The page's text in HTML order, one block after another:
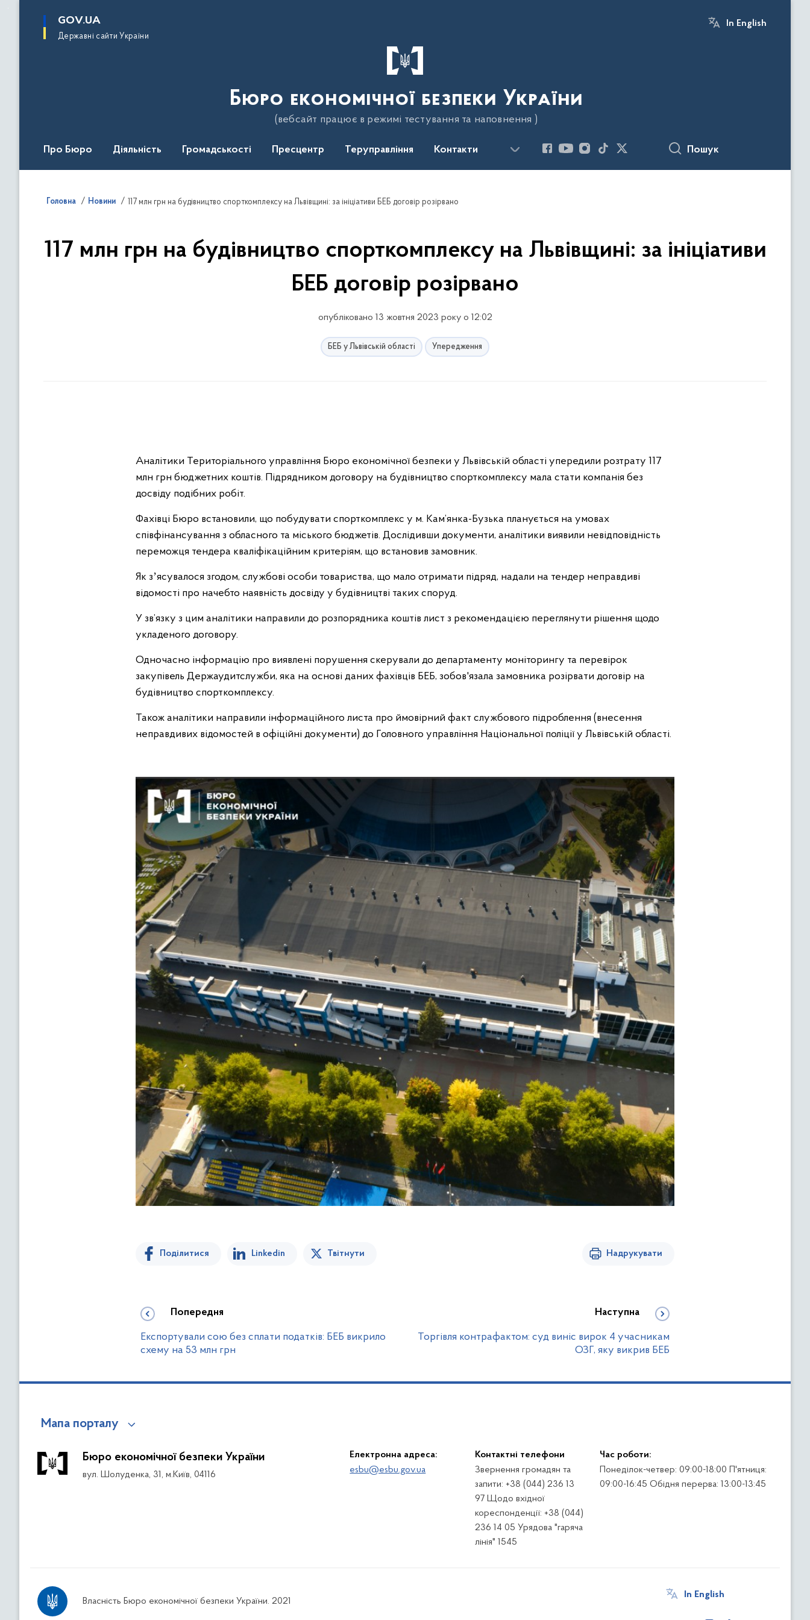
основного
GOV.UA
Державні сайти України
In English
Бюро економічної безпеки України
(вебсайт працює в режимі тестування та наповнення )
Про Бюро Діяльність Громадськості Пресцентр Теруправління Контакти Пошук
Головна Новини 117 млн грн на будівництво спорткомплексу на Львівщині: за ініціативи БЕБ договір розірвано
117 млн грн на будівництво спорткомплексу на Львівщині: за ініціативи
БЕБ договір розірвано
опубліковано 13 жовтня 2023 року о 12:02
БЕБ у Львівській області Упередження
Аналітики Територіального управління Бюро економічної безпеки у Львівській області упередили розтрату 117
млн грн бюджетних коштів. Підрядником договору на будівництво спорткомплексу мала стати компанія без
досвіду подібних робіт.
Фахівці Бюро встановили, що побудувати спорткомплекс у м. Кам’янка-Бузька планується на умовах
співфінансування з обласного та міського бюджетів. Дослідивши документи, аналітики виявили невідповідність
переможця тендера кваліфікаційним критеріям, що встановив замовник.
Як зʼясувалося згодом, службові особи товариства, що мало отримати підряд, надали на тендер неправдиві
відомості про начебто наявність досвіду у будівництві таких споруд.
У зв’язку з цим аналітики направили до розпорядника коштів лист з рекомендацією переглянути рішення щодо
укладеного договору.
Одночасно інформацію про виявлені порушення скерували до департаменту моніторингу та перевірок
закупівель Держаудитслужби, яка на основі даних фахівців БЕБ, зобов'язала замовника розірвати договір на
будівництво спорткомплексу.
Також аналітики направили інформаційного листа про ймовірний факт службового підроблення (внесення
неправдивих відомостей в офіційні документи) до Головного управління Національної поліції у Львівській області.
Поділитися Linkedin Твітнути Надрукувати
Попередня
Експортували сою без сплати податків: БЕБ викрило
схему на 53 млн грн
Наступна
Торгівля контрафактом: суд виніс вирок 4 учасникам
ОЗГ, яку викрив БЕБ
Мапа порталу
Бюро економічної безпеки України
вул. Шолуденка, 31, м.Київ, 04116
Електронна адреса:
esbu@esbu.gov.ua
Контактні телефони
Звернення громадян та
запити: +38 (044) 236 13
97 Щодо вхідної
кореспонденції: +38 (044)
236 14 05 Урядова "гаряча
лінія" 1545
Час роботи:
Понеділок-четвер: 09:00-18:00 П'ятниця:
09:00-16:45 Обідня перерва: 13:00-13:45
Власність Бюро економічної безпеки України. 2021
In English